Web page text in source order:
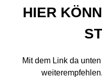
HIER
Mit dem Link da